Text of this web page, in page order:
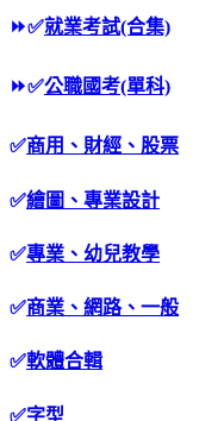
⏩✅就業考試(合集)
⏩✅公職國考(單科)
✅商用、財經、股票
✅繪圖、專業設計
✅專業、幼兒教學
✅商業、網路、一般
✅軟體合輯
✅字型